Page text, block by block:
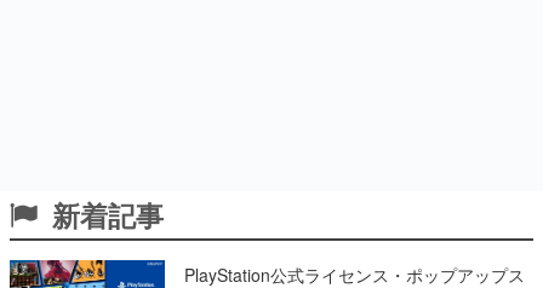
新着記事
PlayStation公式ライセンス・ポップアップス